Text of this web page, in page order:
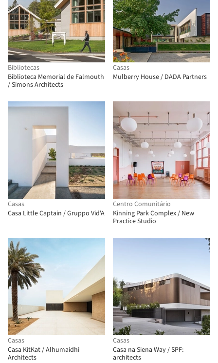
Bibliotecas
Biblioteca Memorial de Falmouth
/ Simons Architects
Casas
Mulberry House / DADA Partners
Casas
Casa Little Captain / Gruppo Vid'A
Centro Comunitário
Kinning Park Complex / New
Practice Studio
Casas
Casa KitKat / Alhumaidhi
Architects
Casas
Casa na Siena Way / SPF:
architects